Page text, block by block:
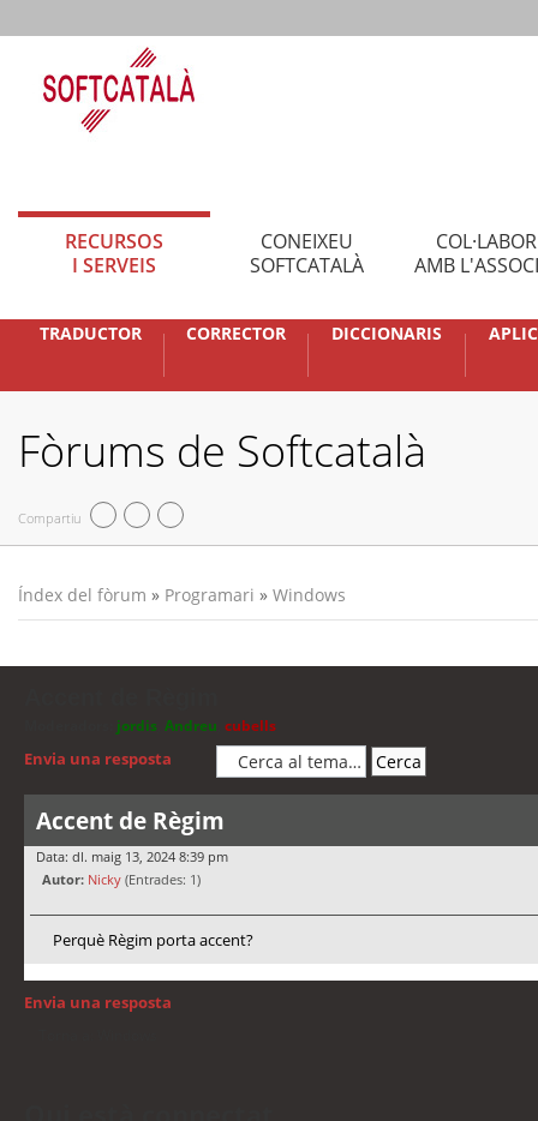
RECURSOS
I SERVEIS
CONEIXEU
SOFTCATALÀ
AMB
TRADUCTOR CORRECTOR DICCIONARIS
Fòrums de Softcatalà
Compartiu
Índex del fòrum » Programari » Windows
jordis Andreu cubells
Envia una resposta
Accent de Règim
Data: dl. maig 13, 2024 8:39 pm
Autor: Nicky (Entrades: 1)
Perquè Règim porta accent?
Envia una resposta